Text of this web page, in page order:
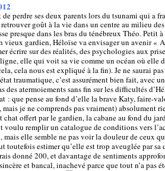
perdre ses deux parents lors du tsunami qui a
goût à la vie dans un centre au milieu
presque dans les bras du ténébreux Théo. Petit
vieux gardien, Héloïse va envisager un avenir «
écrire sur des réalités, des psychologies aux
elle qui voit sa vie comme un océan où elle
cela nous est expliqué à la fin). Je ne saurai
traumatique, c’est assurément bien fait, avec
des atermoiements sans fin sur les difficultés
: que pense au fond d’elle la brave Katy, faire-
mais je ne comprends pas vraiment) absolument
offert par le gardien, la cabane au fond du
voulu remplir un catalogue de conditions vers
mais elle semble ne pas voir la douleur de ceux
toutefois estimer qu’elle est trop aveuglée par
donné 200, et davantage de sentiments
et bancal, inachevé parce que tout n’a pas